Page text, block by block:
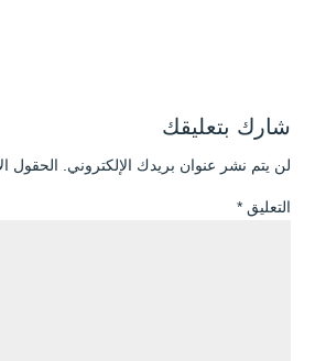
شارك بتعليقك
لن يتم نشر عنوان بريدك الإلكتروني. الحقول
التعليق *